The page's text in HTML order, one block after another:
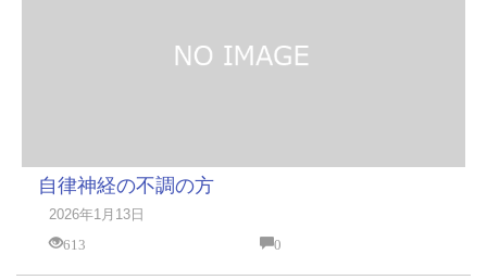
自律神経の不調の方
2026年1月13日
613
0